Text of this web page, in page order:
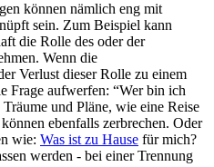
können nämlich eng mit
sein. Zum Beispiel kann
die Rolle des oder der
Wenn die
Verlust dieser Rolle zu einem
Frage aufwerfen: “Wer bin ich
und Pläne, wie eine Reise
ebenfalls zerbrechen. Oder
wie: Was ist zu Hause für mich?
werden - bei einer Trennung